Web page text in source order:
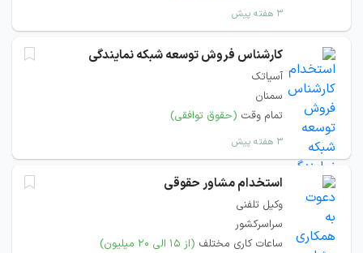
۳ هفته پیش
کارشناس فروش توسعه شبکه نمایندگی
آسیاتک
سمنان
تمام وقت (حقوق توافقی)
۳ هفته پیش
استخدام مشاور حقوقی
وکیل تلفنی
سراسرکشور
ساعات کاری مختلف (از ۱۵ الی ۲۰ میلیون)